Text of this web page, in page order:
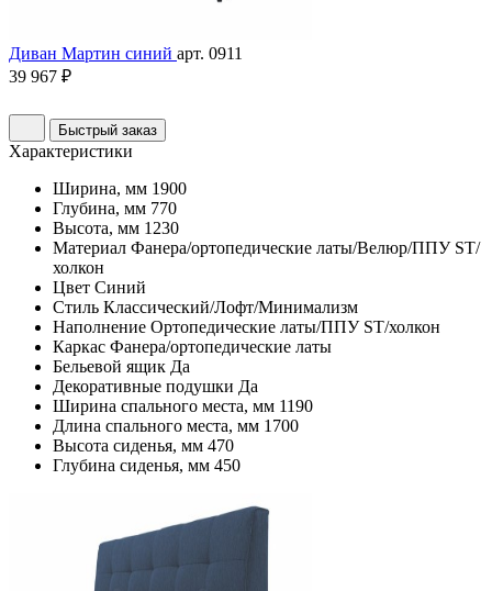
Диван Мартин синий арт. 0911
39 967 ₽
Быстрый заказ
Характеристики
Ширина, мм 1900
Глубина, мм 770
Высота, мм 1230
Материал Фанера/ортопедические латы/Велюр/ППУ ST/
холкон
Цвет Синий
Стиль Классический/Лофт/Минимализм
Наполнение Ортопедические латы/ППУ ST/холкон
Каркас Фанера/ортопедические латы
Бельевой ящик Да
Декоративные подушки Да
Ширина спального места, мм 1190
Длина спального места, мм 1700
Высота сиденья, мм 470
Глубина сиденья, мм 450